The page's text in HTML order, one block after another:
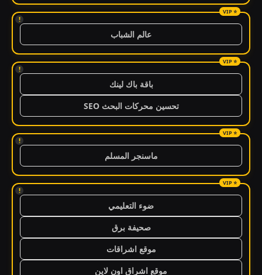
!
عالم الشباب
!
باقة باك لينك
تحسين محركات البحث SEO
!
ماسنجر المسلم
!
ضوء التعليمي
صحيفة برق
موقع اشراقات
موقع اشراق اون لاين